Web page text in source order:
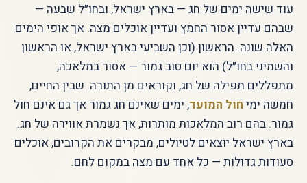
עוד שישה ימים של חג — בארץ ישראל, ובחו״ל שבעה —
שבהם עדיין אסור החמץ ועדיין אוכלים מצה. אך אופי הימים
האלה שונה. הראשון (וכן השביעי בארץ ישראל, או הראשון
והשמיני בחו״ל) הוא יום טוב גמור — אסור במלאכה,
מתפללים תפילה של חג, וקוראים מן התורה. שבין החיים,
חמשה ימי חול המועד, ימים שאינם חג גמור אך גם אינם חול
גמור. בהם רוב המלאכות מותרות, אך נשמרת אווירה של חג.
בארץ ישראל יוצאים לטיולים, מבקרים את הקרובים, אוכלים
סעודות גדולות — כל אחד עם מצה במקום לחם.